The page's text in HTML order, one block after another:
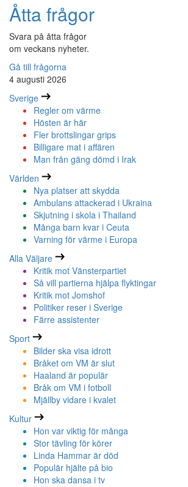
Åtta frågor
Svara på åtta frågor
om veckans nyheter.
Gå till frågorna
4 augusti 2026
Sverige
Regler om värme
Hösten är här
Fler brottslingar grips
Billigare mat i affären
Man från gäng dömd i Irak
Världen
Nya platser att skydda
Ambulans attackerad i Ukraina
Skjutning i skola i Thailand
Många barn kvar i Ceuta
Varning för värme i Europa
Alla Väljare
Kritik mot Vänsterpartiet
Så vill partierna hjälpa flyktingar
Kritik mot Jomshof
Politiker reser i Sverige
Färre assistenter
Sport
Bilder ska visa idrott
Bråket om VM är slut
Haaland är populär
Bråk om VM i fotboll
Mjällby vidare i kvalet
Kultur
Hon var viktig för många
Stor tävling för körer
Linda Hammar är död
Populär hjälte på bio
Hon ska dansa i tv